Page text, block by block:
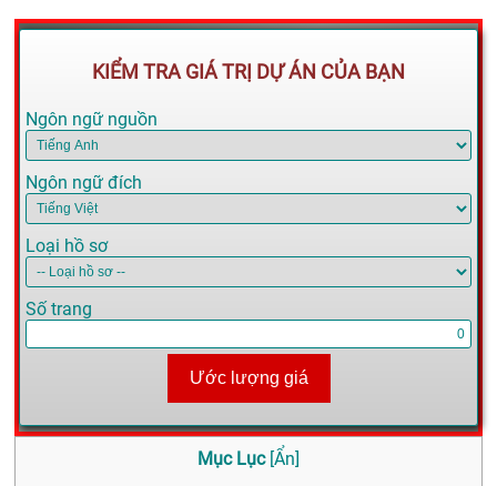
KIỂM TRA GIÁ TRỊ DỰ ÁN CỦA BẠN
Ngôn ngữ nguồn
Ngôn ngữ đích
Loại hồ sơ
Số trang
Ước lượng giá
Mục Lục [Ẩn]